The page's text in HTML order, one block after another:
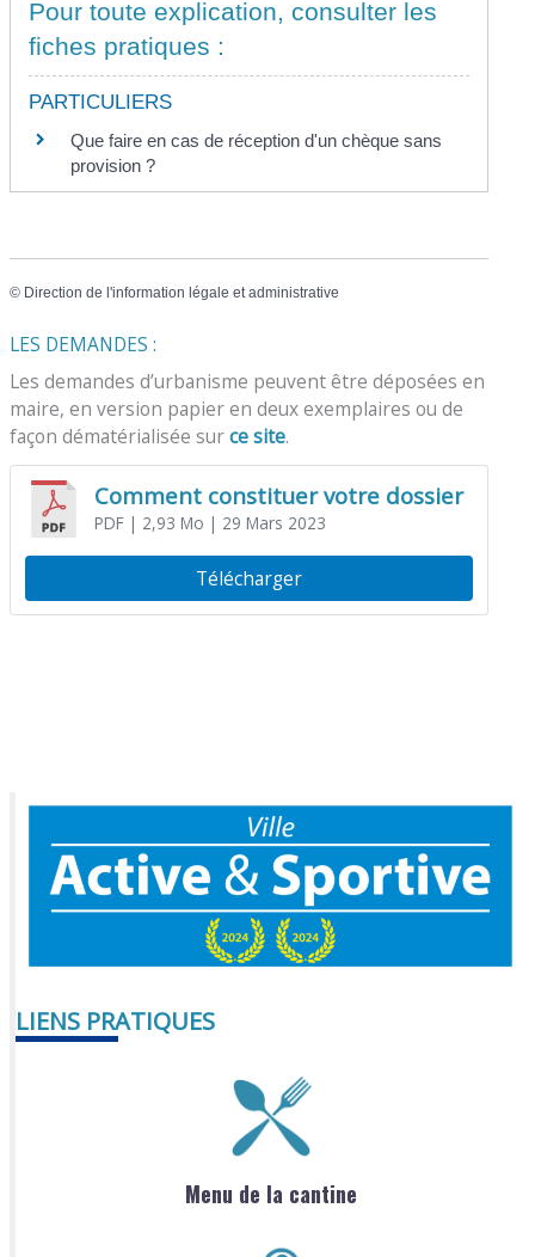
Pour toute explication, consulter les
fiches pratiques :
PARTICULIERS
Que faire en cas de réception d'un chèque sans
provision ?
© Direction de l'information légale et administrative
LES DEMANDES :
Les demandes d’urbanisme peuvent être déposées en
maire, en version papier en deux exemplaires ou de
façon dématérialisée surce site.
Comment constituer votre dossier
PDF| 2,93 Mo | 29 Mars 2023
Télécharger
LIENS PRATIQUES
Menu de la cantine